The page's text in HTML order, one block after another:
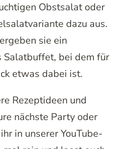
Obstsalat oder
dazu aus.
sie ein
Salatbuffet, bei dem für
etwas dabei ist.
Rezeptideen und
nächste Party oder
in unserer YouTube-